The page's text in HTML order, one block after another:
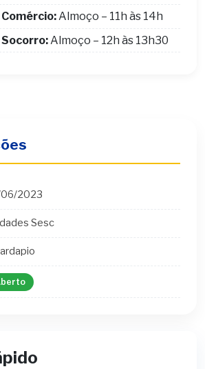
Almoço – 11h às 14h
Almoço – 12h às 13h30
06/2023
Sesc